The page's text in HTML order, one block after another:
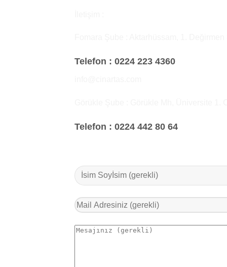
Telefon : 0224 223 4360
Telefon : 0224 442 80 64